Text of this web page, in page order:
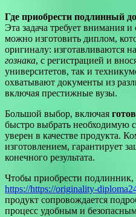
Где приобрести подлинный
Эта задача требует внимания
можно изготовить диплом,
оригиналу: изготавливаются
гознака, с регистрацией и
университетов, так и
охватывают документы из
включая престижные вузы.
Большой выбор, включая
быстро выбрать необходимую
уверен в качестве продукта.
изготовлением, гарантирует
конечного результата.
Чтобы приобрести подлинник,
https://https://originality-
продукт сопровождается
процесс удобным и